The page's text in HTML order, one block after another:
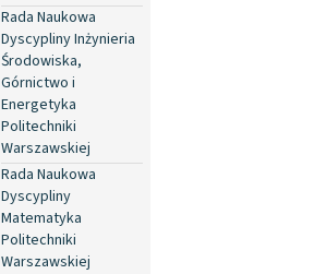
Rada Naukowa
Dyscypliny Inżynieria
Środowiska,
Górnictwo i
Energetyka
Politechniki
Warszawskiej
Rada Naukowa
Dyscypliny
Matematyka
Politechniki
Warszawskiej